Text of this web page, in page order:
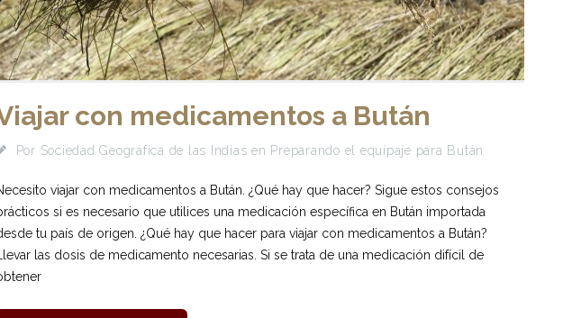
con medicamentos a Bután
Por Sociedad Geográfica de las Indias en Preparando el equipaje para Bután
viajar con medicamentos a Bután. ¿Qué hay que hacer? Sigue estos consejos
si es necesario que utilices una medicación específica en Bután importada
tu país de origen. ¿Qué hay que hacer para viajar con medicamentos a Bután?
Llevar las dosis de medicamento necesarias. Si se trata de una medicación difícil de